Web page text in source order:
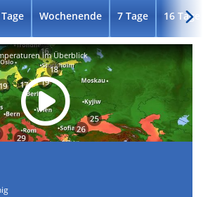
Wochenende 7 Tage 16 Tage
im Überblick